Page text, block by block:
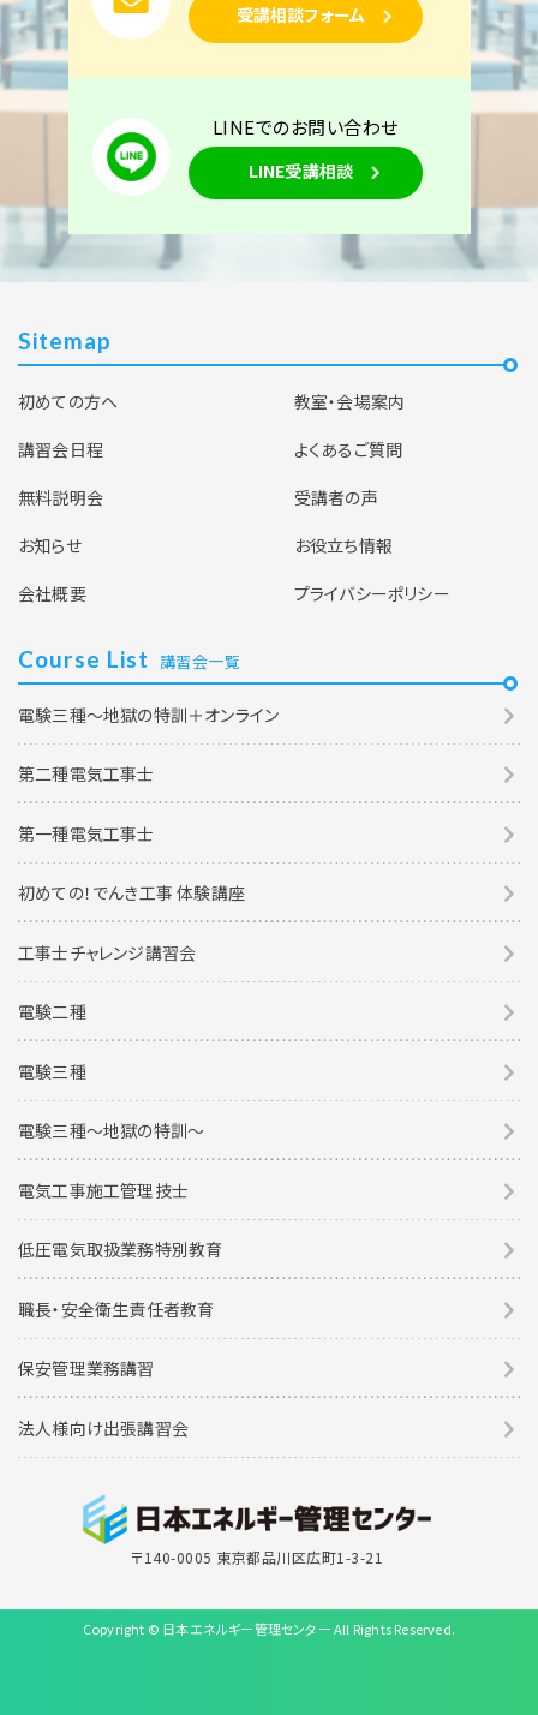
空席あり
受講相談フォーム
LINEでのお問い合わせ
LINE受講相談
Sitemap
初めての方へ
教室・会場案内
講習会日程
よくあるご質問
無料説明会
受講者の声
お知らせ
お役立ち情報
会社概要
プライバシーポリシー
Course List 講習会一覧
電験三種～地獄の特訓＋オンライン
第二種電気工事士
第一種電気工事士
初めての！でんき工事 体験講座
工事士チャレンジ講習会
電験二種
電験三種
電験三種〜地獄の特訓〜
電気工事施工管理技士
低圧電気取扱業務特別教育
職長・安全衛生責任者教育
保安管理業務講習
法人様向け出張講習会
〒140-0005 東京都品川区広町1-3-21
Copyright © 日本エネルギー管理センター All Rights Reserved.